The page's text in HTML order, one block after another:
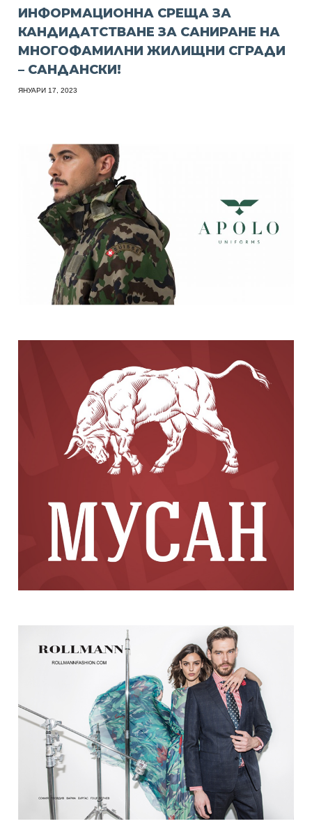
ИНФОРМАЦИОННА СРЕЩА ЗА
КАНДИДАТСТВАНЕ ЗА САНИРАНЕ НА
МНОГОФАМИЛНИ ЖИЛИЩНИ СГРАДИ
– САНДАНСКИ!
ЯНУАРИ 17, 2023